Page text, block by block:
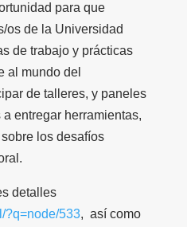
para que
os de la Universidad
de trabajo y prácticas
al mundo del
de talleres, y paneles
entregar herramientas,
los desafíos
detalles
?q=node/533, así como